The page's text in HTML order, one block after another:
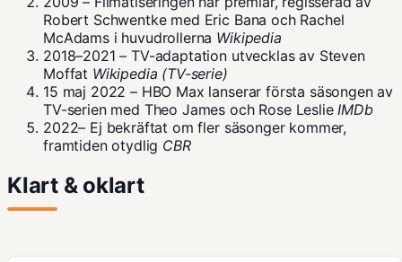
Robert Schwentke med Eric Bana och Rachel
McAdams i huvudrollerna Wikipedia
2018–2021 – TV-adaptation utvecklas av Steven
Moffat Wikipedia (TV-serie)
15 maj 2022 – HBO Max lanserar första säsongen av
TV-serien med Theo James och Rose LeslieIMDb
2022– Ej bekräftat om fler säsonger kommer,
framtiden otydlig CBR
Klart & oklart